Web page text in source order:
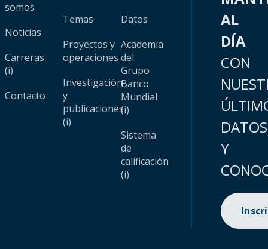
somos
Noticias
Carreras
(i)
Contacto
Temas
Proyectos y
operaciones
Investigación
y
publicaciones
(i)
Datos
Academia
del
Grupo
Banco
Mundial
(i)
Sistema
de
calificación
(i)
AL
DÍA
CON
DATOS
Y